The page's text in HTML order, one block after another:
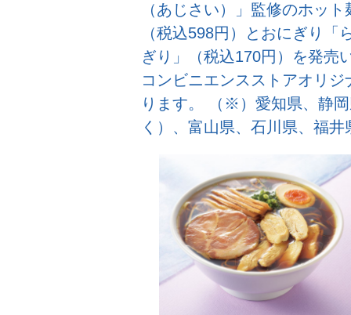
（あじさい）」監修のホッ
（税込598円）とおにぎり
ぎり」（税込170円）を発売
コンビニエンスストアオリ
ります。 （※）愛知県、静
く）、富山県、石川県、福